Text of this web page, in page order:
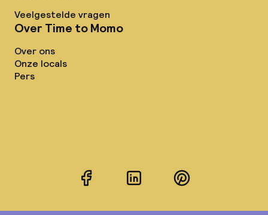
Veelgestelde vragen
Over Time to Momo
Over ons
Onze locals
Pers
FacebookLinkedInPinterest